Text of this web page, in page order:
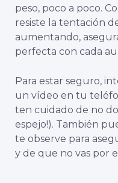
peso, poco a poco.
resiste la tentación
aumentando,
perfecta con cada
Para estar seguro,
un vídeo en tu
ten cuidado de no
espejo!). También
te observe para
y de que no vas por